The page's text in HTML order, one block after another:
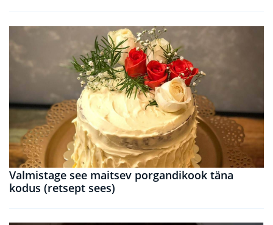
Valmistage see maitsev porgandikook täna
kodus (retsept sees)